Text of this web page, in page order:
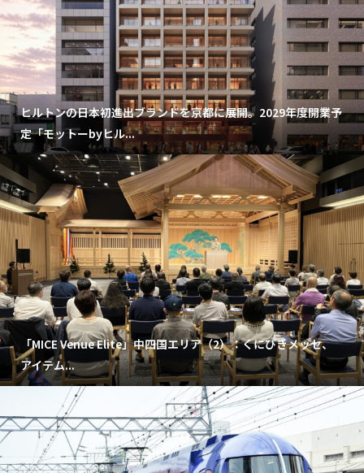
ヒルトンの日本初進出ブランドを京都に展開。2029年度開業予
定「モットーbyヒル...
「MICE Venue Elite」中四国エリア（2）：くにびきメッセ、
アイテム...